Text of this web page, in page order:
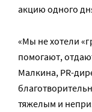
акцию одного
«Мы не хотели
помогают,
Малкина, PR-
тяжелым и